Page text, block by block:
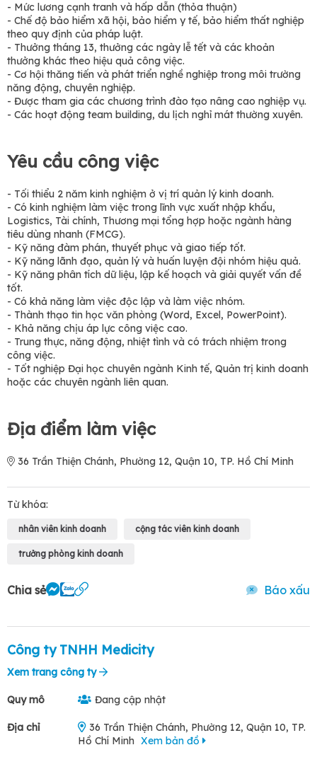
- Mức lương cạnh tranh và hấp dẫn (thỏa thuận)
- Chế độ bảo hiểm xã hội, bảo hiểm y tế, bảo hiểm thất nghiệp
theo quy định của pháp luật.
- Thưởng tháng 13, thưởng các ngày lễ tết và các khoản
thưởng khác theo hiệu quả công việc.
- Cơ hội thăng tiến và phát triển nghề nghiệp trong môi trường
năng động, chuyên nghiệp.
- Được tham gia các chương trình đào tạo nâng cao nghiệp vụ.
- Các hoạt động team building, du lịch nghỉ mát thường xuyên.
Yêu cầu công việc
- Tối thiểu 2 năm kinh nghiệm ở vị trí quản lý kinh doanh.
- Có kinh nghiệm làm việc trong lĩnh vực xuất nhập khẩu,
Logistics, Tài chính, Thương mại tổng hợp hoặc ngành hàng
tiêu dùng nhanh (FMCG).
- Kỹ năng đàm phán, thuyết phục và giao tiếp tốt.
- Kỹ năng lãnh đạo, quản lý và huấn luyện đội nhóm hiệu quả.
- Kỹ năng phân tích dữ liệu, lập kế hoạch và giải quyết vấn đề
tốt.
- Có khả năng làm việc độc lập và làm việc nhóm.
- Thành thạo tin học văn phòng (Word, Excel, PowerPoint).
- Khả năng chịu áp lực công việc cao.
- Trung thực, năng động, nhiệt tình và có trách nhiệm trong
công việc.
- Tốt nghiệp Đại học chuyên ngành Kinh tế, Quản trị kinh doanh
hoặc các chuyên ngành liên quan.
Địa điểm làm việc
36 Trần Thiện Chánh, Phường 12, Quận 10, TP. Hồ Chí Minh
Từ khóa:
nhân viên kinh doanh cộng tác viên kinh doanh
trưởng phòng kinh doanh
Chia sẻ Báo xấu
Công ty TNHH Medicity
Xem trang công ty
Quy mô Đang cập nhật
Địa chỉ
36 Trần Thiện Chánh, Phường 12, Quận 10, TP.
Hồ Chí Minh Xem bản đồ